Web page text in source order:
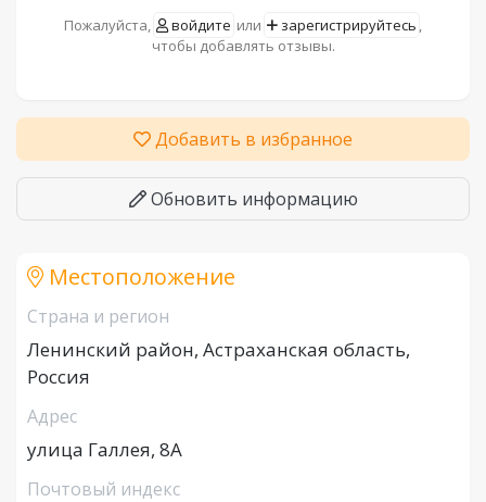
Пожалуйста, войдите или зарегистрируйтесь ,
чтобы добавлять отзывы.
Добавить в избранное
Обновить информацию
Местоположение
Страна и регион
Ленинский район, Астраханская область,
Россия
Адрес
улица Галлея, 8А
Почтовый индекс